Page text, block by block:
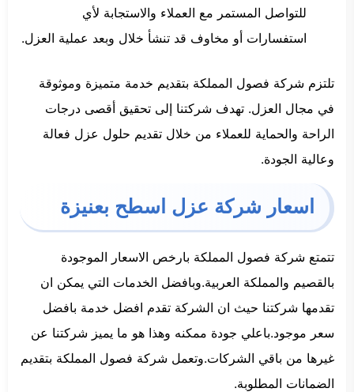
للتواصل المستمر مع العملاء والاستجابة لأي
استفسارات أو مخاوف قد تنشأ خلال وبعد عملية العزل.
تلتزم شركة فصول المملكة بتقديم خدمة متميزة وموثوقة
في مجال العزل. تهدف شركتنا إلى تحقيق أقصى درجات
الراحة والحماية للعملاء من خلال تقديم حلول عزل فعالة
وعالية الجودة.
اسعار شركة عزل اسطح بعنيزة
تتمتع شركة فصول المملكة بارخص الاسعار الموجودة
بالقصيم والمملكة العربية.وبافضل الخدمات التي يمكن ان
تقدمها شركتنا حيث ان الشركة تقدم افضل خدمة بافضل
سعر موجود.باعلي جودة ممكنه وهذا هو ما يميز شركتنا عن
غيرها من باقي الشركات.وتعمل شركة فصول المملكة بتقديم
الضمانات المطلوبة.